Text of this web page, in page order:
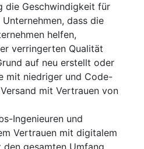
die Geschwindigkeit für
dass die
helfen,
verringerten Qualität
auf neu erstellt oder
mit niedriger und Code-
mit Vertrauen von
Ingenieuren und
Vertrauen mit digitalem